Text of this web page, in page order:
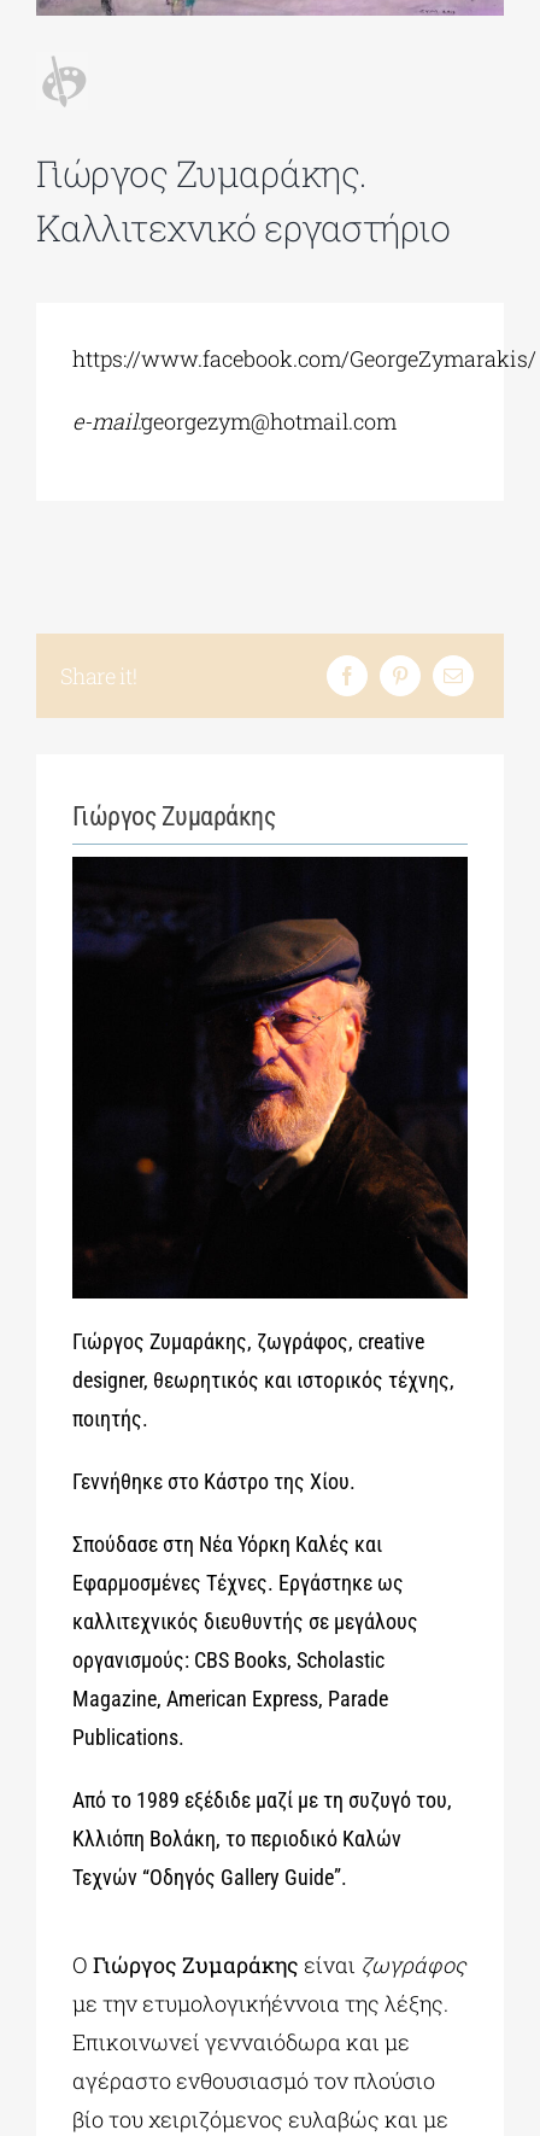
ΔΙΔΑΚΤΟΡΙΚΑ
ΠΟΛΙΤΙΣΤΙΚΟΙ ΦΟΡΕΙΣ
Γιώργος Ζυμαράκης.
Καλλιτεχνικό εργαστήριο
https://www.facebook.com/GeorgeZymarakis/
e-mail:georgezym@hotmail.com
Share it!
Γιώργος Ζυμαράκης
Γιώργος Ζυμαράκης, ζωγράφος, creative
designer, θεωρητικός και ιστορικός τέχνης,
ποιητής.
Γεννήθηκε στο Κάστρο της Χίου.
Σπούδασε στη Νέα Υόρκη Καλές και
Εφαρμοσμένες Τέχνες. Εργάστηκε ως
καλλιτεχνικός διευθυντής σε μεγάλους
οργανισμούς: CBS Books, Scholastic
Magazine, American Express, Parade
Publications.
Από το 1989 εξέδιδε μαζί με τη συζυγό του,
Κλλιόπη Βολάκη, το περιοδικό Καλών
Τεχνών “Οδηγός Gallery Guide”.
Ο Γιώργος Ζυμαράκης είναι ζωγράφος
με την ετυμολογικήέννοια της λέξης.
Επικοινωνεί γενναιόδωρα και με
αγέραστο ενθουσιασμό τον πλούσιο
βίο του χειριζόμενος ευλαβώς και με